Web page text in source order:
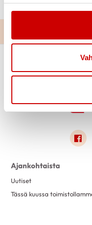
Ajankohtaista
Uutiset
Tässä kuussa